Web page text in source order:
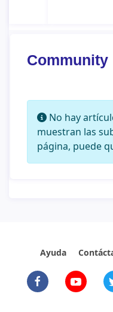
Community
Información
No hay
muestran las
página, puede
Ayuda